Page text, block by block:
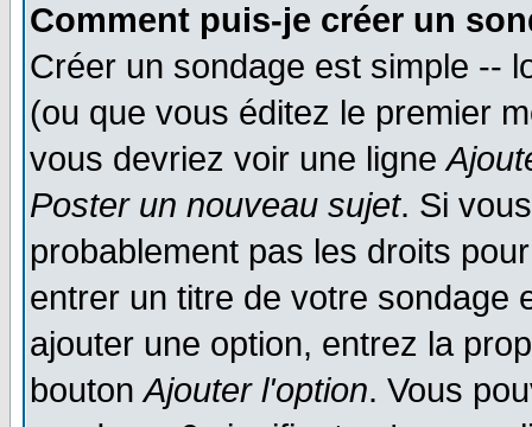
Comment puis-je créer un
Créer un sondage est simple --
(ou que vous éditez le premier
vous devriez voir une ligne
Poster un nouveau sujet. Si
probablement pas les droits
entrer un titre de votre sondage
ajouter une option, entrez la
boutonAjouter l'option. Vous